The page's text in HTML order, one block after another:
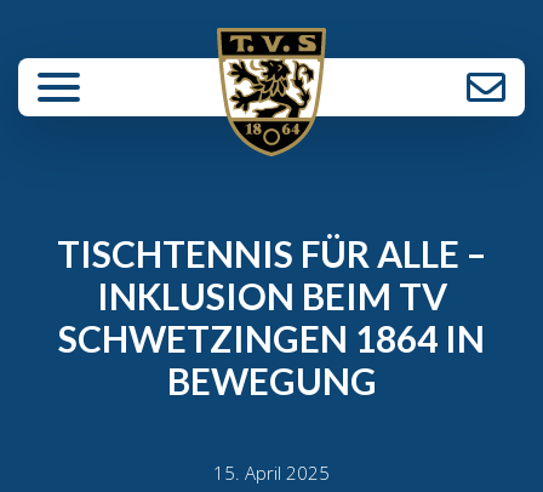
schließen
TISCHTENNIS FÜR ALLE –
INKLUSION BEIM TV
SCHWETZINGEN 1864 IN
BEWEGUNG
15. April 2025